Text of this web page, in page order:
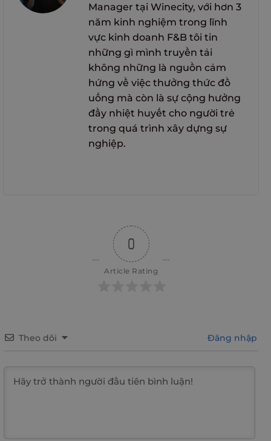
Manager tại Winecity, với hơn 3
năm kinh nghiệm trong lĩnh
vực kinh doanh F&B tôi tin
những gì mình truyền tải
không những là nguồn cảm
hứng về việc thưởng thức đồ
uống mà còn là sự cộng hưởng
đầy nhiệt huyết cho người trẻ
trong quá trình xây dựng sự
nghiệp.
0
Article Rating
Theo dõi Đăng nhập